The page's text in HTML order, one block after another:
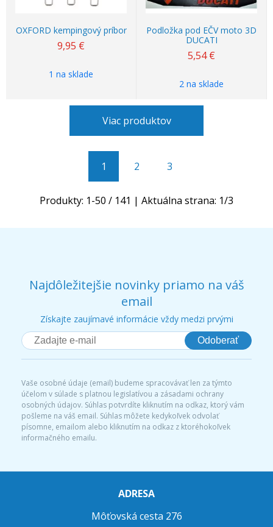
OXFORD kempingový príbor
9,95 €
1 na sklade
Podložka pod EČV moto 3D
DUCATI
5,54 €
2 na sklade
Viac produktov
1 2 3
Produkty: 1-50 / 141 | Aktuálna strana: 1/3
Najdôležitejšie novinky priamo na váš
email
Získajte zaujímavé informácie vždy medzi prvými
Odoberať
Vaše osobné údaje (email) budeme spracovávať len za týmto
účelom v súlade s platnou legislatívou a zásadami ochrany
osobných údajov. Súhlas potvrdíte kliknutím na odkaz, ktorý vám
pošleme na váš email. Súhlas môžete kedykoľvek odvolať
písomne, emailom alebo kliknutím na odkaz z ktoréhokoľvek
informačného emailu.
ADRESA
Môťovská cesta 276